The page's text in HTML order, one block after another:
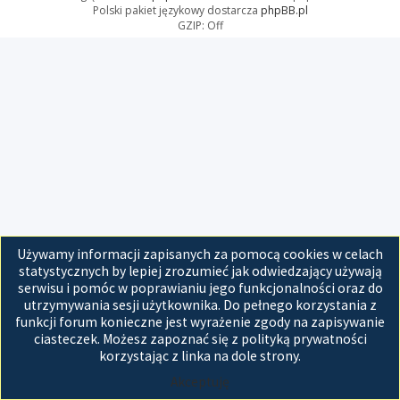
Używamy informacji zapisanych za pomocą cookies w celach
statystycznych by lepiej zrozumieć jak odwiedzający używają
serwisu i pomóc w poprawianiu jego funkcjonalności oraz do
utrzymywania sesji użytkownika. Do pełnego korzystania z
funkcji forum konieczne jest wyrażenie zgody na zapisywanie
ciasteczek. Możesz zapoznać się z polityką prywatności
korzystając z linka na dole strony.
Akceptuję
Polski pakiet językowy dostarcza phpBB.pl
GZIP: Off